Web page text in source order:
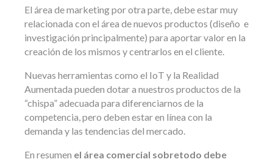
El área de marketing por otra parte, debe estar muy
relacionada con el área de nuevos productos (diseño e
investigación principalmente) para aportar valor en la
creación de los mismos y centrarlos en el cliente.
Nuevas herramientas como el IoT y la Realidad
Aumentada pueden dotar a nuestros productos de la
“chispa” adecuada para diferenciarnos de la
competencia, pero deben estar en línea con la
demanda y las tendencias del mercado.
En resumen el área comercial sobretodo debe